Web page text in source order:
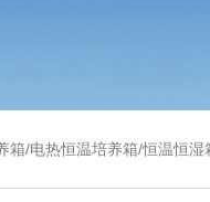
箱/恒温恒湿箱/光照培养箱/二氧化碳培养箱